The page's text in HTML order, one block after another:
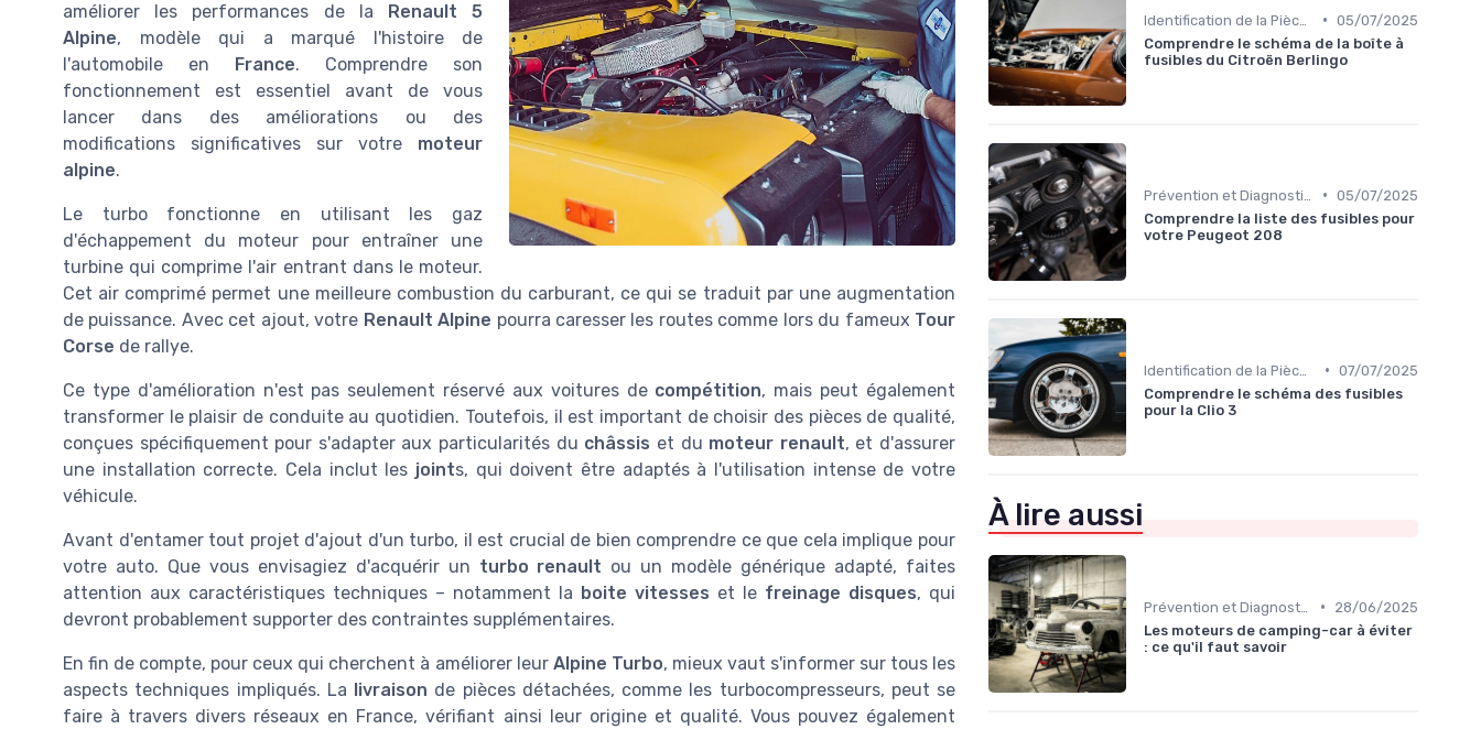
améliorer les performances de la Renault 5
Alpine, modèle qui a marqué l'histoire de
l'automobile en France. Comprendre son
fonctionnement est essentiel avant de vous
lancer dans des améliorations ou des
modifications significatives sur votre moteur
alpine.
Le turbo fonctionne en utilisant les gaz
d'échappement du moteur pour entraîner une
turbine qui comprime l'air entrant dans le moteur.
Cet air comprimé permet une meilleure combustion du carburant, ce qui se traduit par une augmentation
de puissance. Avec cet ajout, votre Renault Alpine pourra caresser les routes comme lors du fameux Tour
Corse de rallye.
Ce type d'amélioration n'est pas seulement réservé aux voitures de compétition, mais peut également
transformer le plaisir de conduite au quotidien. Toutefois, il est important de choisir des pièces de qualité,
conçues spécifiquement pour s'adapter aux particularités du châssis et du moteur renault, et d'assurer
une installation correcte. Cela inclut les joints, qui doivent être adaptés à l'utilisation intense de votre
véhicule.
Avant d'entamer tout projet d'ajout d'un turbo, il est crucial de bien comprendre ce que cela implique pour
votre auto. Que vous envisagiez d'acquérir un turbo renault ou un modèle générique adapté, faites
attention aux caractéristiques techniques – notamment la boite vitesses et le freinage disques, qui
devront probablement supporter des contraintes supplémentaires.
En fin de compte, pour ceux qui cherchent à améliorer leur Alpine Turbo, mieux vaut s'informer sur tous les
aspects techniques impliqués. La livraison de pièces détachées, comme les turbocompresseurs, peut se
faire à travers divers réseaux en France, vérifiant ainsi leur origine et qualité. Vous pouvez également
• 05/07/2025
Comprendre le schéma de la boîte à
fusibles du Citroën Berlingo
• 05/07/2025
Comprendre la liste des fusibles pour
votre Peugeot 208
• 07/07/2025
Comprendre le schéma des fusibles
pour la Clio 3
À lire aussi
•
28/06/2025
Les moteurs de camping-car à éviter
: ce qu'il faut savoir